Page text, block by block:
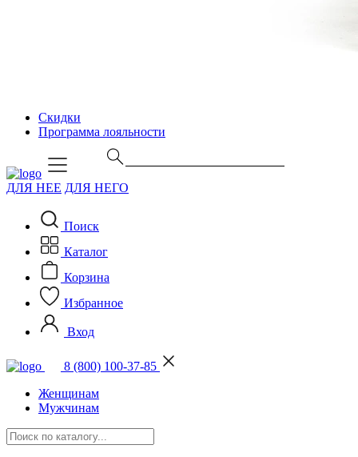
Скидки
Программа лояльности
ДЛЯ НЕЕ ДЛЯ НЕГО
Поиск
Каталог
Корзина
Избранное
Вход
8 (800) 100-37-85
Женщинам
Мужчинам